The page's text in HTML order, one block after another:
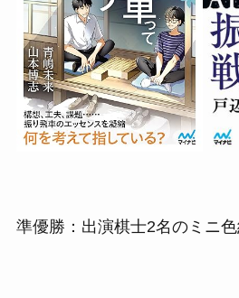
準優勝：出演棋士2名のミニ